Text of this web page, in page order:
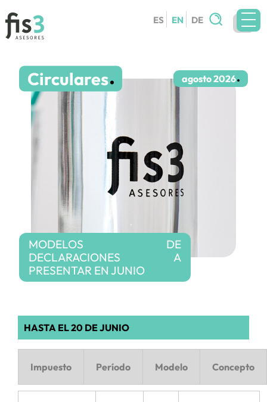
ES EN DE
Search
for:
SERVICES
WORK WITH US
Circulares agosto 2026
MODELOS DE
DECLARACIONES A
PRESENTAR EN JUNIO
HASTA EL 20 DE JUNIO
Impuesto Período Modelo Concepto